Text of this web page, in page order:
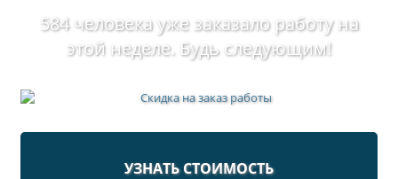
584 человека уже заказало работу на
этой неделе. Будь следующим!
УЗНАТЬ СТОИМОСТЬ